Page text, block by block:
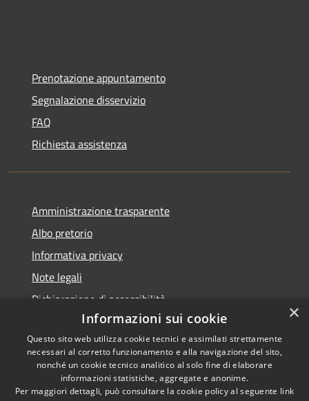
Prenotazione appuntamento
Segnalazione disservizio
FAQ
Richiesta assistenza
Amministrazione trasparente
Albo pretorio
Informativa privacy
Note legali
Dichiarazione di accessibilità
Accessibilità
Copyright ©
×
Informazioni sui cookie
Questo sito web utilizza cookie tecnici e assimilati strettamente
necessari al corretto funzionamento e alla navigazione del sito,
nonché un cookie tecnico analitico al solo fine di elaborare
informazioni statistiche, aggregate e anonime.
Per maggiori dettagli, può consultare la cookie policy al seguente link